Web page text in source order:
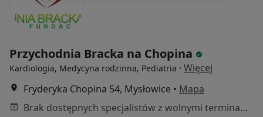
Przychodnia Bracka na Chopina
Kardiologia, Medycyna rodzinna, Pediatria · Więcej
Fryderyka Chopina 54, Mysłowice • Mapa
Brak dostępnych specjalistów z wolnymi terminami w tym centrum medycznym.